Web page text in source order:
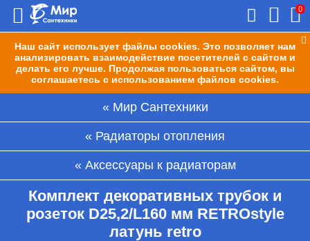
Наш сайт использует файлы cookies. Это позволяет нам
анализировать взаимодействие посетителей с сайтом и
делать его лучше. Продолжая пользоваться сайтом, вы
соглашаетесь с использованием файлов cookies.
0
Мир Сантехники
Радиаторы отопления
Аксессуары к радиаторам
Комплект декоративных трубок и
розеток D25,2/L160 мм RETROstyle
латунь retro